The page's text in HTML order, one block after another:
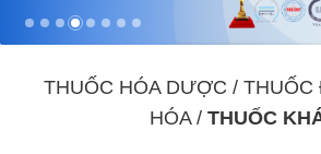
THUỐC HÓA DƯỢC /
HÓA / THUỐC